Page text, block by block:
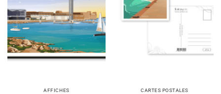
AFFICHES CARTES POSTALES